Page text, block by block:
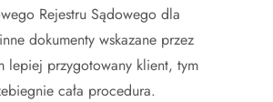
Rejestru Sądowego dla
dokumenty wskazane przez
lepiej przygotowany klient, tym
cała procedura.